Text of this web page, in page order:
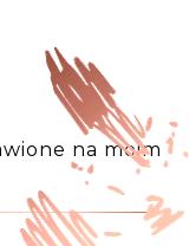
na moim